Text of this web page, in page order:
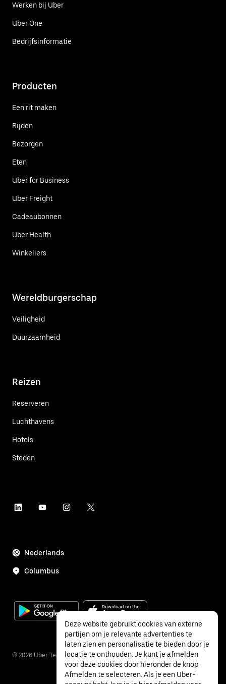
Werken bij Uber
Uber One
Bedrijfsinformatie
Producten
Een rit maken
Rijden
Bezorgen
Eten
Uber for Business
Uber Freight
Cadeaubonnen
Uber Health
Winkeliers
Wereldburgerschap
Veiligheid
Duurzaamheid
Reizen
Reserveren
Luchthavens
Hotels
Steden
Nederlands
Columbus
© 2026 Uber Technologies Inc.
Deze website gebruikt cookies van externe
partijen om je relevante advertenties te
laten zien en personalisatie te bieden door je
locatie te onthouden. Je kunt je afmelden
voor deze cookies door hieronder de knop
Afmelden te selecteren. Als je een Uber-